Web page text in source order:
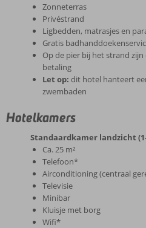
Zonneterras
Privéstrand
Ligbedden, matrasjes en
Gratis
Op de pier bij het strand
betaling
Let op: dit hotel hanteert
zwembaden
Hotelkamers
Standaardkamer landzicht
Ca. 25 m²
Telefoon*
Airconditioning (centraal
Televisie
Minibar
Kluisje met borg
Wifi*